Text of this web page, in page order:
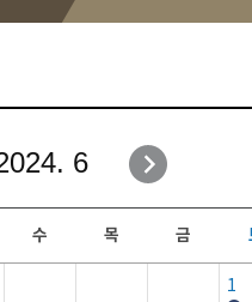
자유게시판
일정안내
보도자료
행사갤러리
6
수 목 금
1